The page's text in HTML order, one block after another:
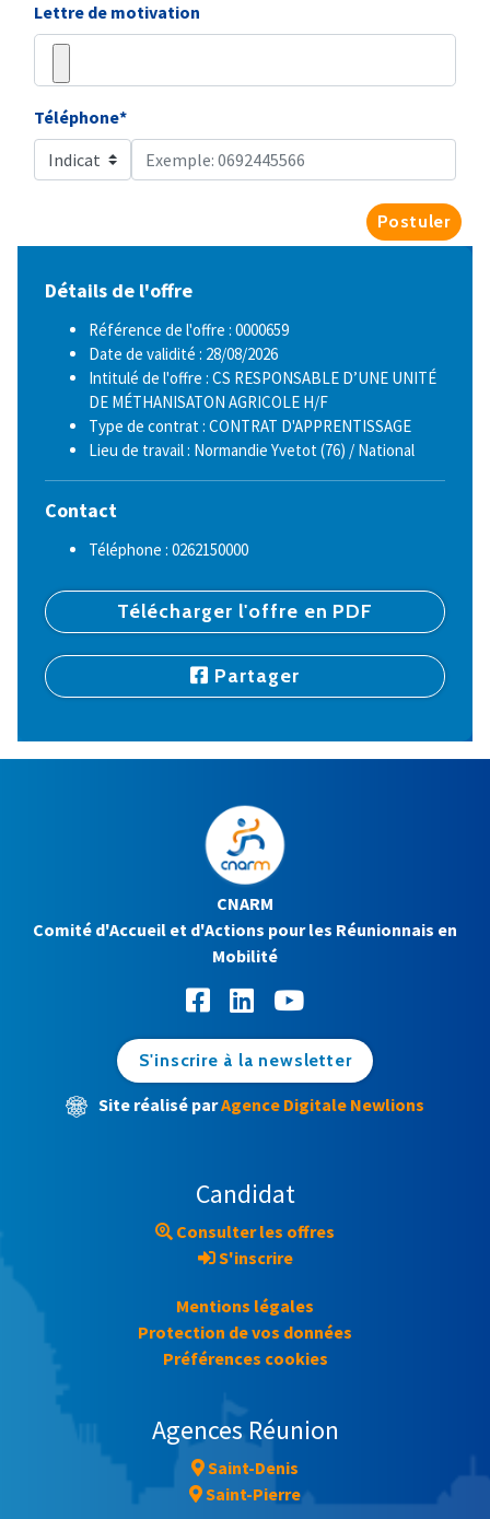
Lettre de motivation
Téléphone*
Postuler
Détails de l'offre
Référence de l'offre : 0000659
Date de validité : 28/08/2026
Intitulé de l'offre : CS RESPONSABLE D’UNE UNITÉ
DE MÉTHANISATON AGRICOLE H/F
Type de contrat : CONTRAT D'APPRENTISSAGE
Lieu de travail : Normandie Yvetot (76) / National
Contact
Téléphone : 0262150000
Télécharger l'offre en PDF
Partager
Agences Réunion
Saint-Denis
Saint-Pierre
CNARM
Comité d'Accueil et d'Actions pour les Réunionnais en
Mobilité
S'inscrire à la newsletter
Site réalisé parAgence Digitale Newlions
Candidat
Consulter les offres
S'inscrire
Mentions légales
Protection de vos données
Préférences cookies